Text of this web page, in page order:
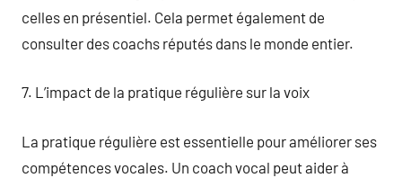
celles en présentiel. Cela permet également de
consulter des coachs réputés dans le monde entier.
7. L’impact de la pratique régulière sur la voix
La pratique régulière est essentielle pour améliorer ses
compétences vocales. Un coach vocal peut aider à